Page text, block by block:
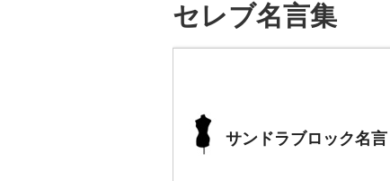
セレブ名言集
サンドラブロック名言